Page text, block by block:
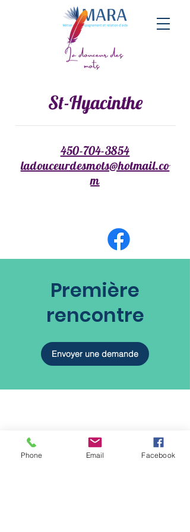
450-704-3854
ladouceurdesmots@hotmail.co
m
St-Hyacinthe
Première
rencontre
Envoyer une demande
Phone Email Facebook